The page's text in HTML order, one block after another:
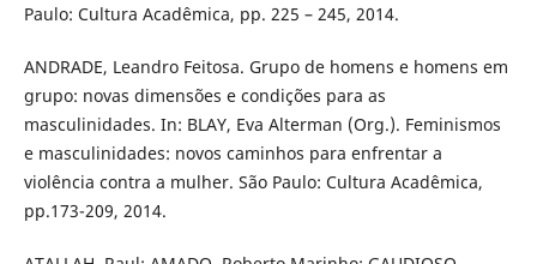
Paulo: Cultura Acadêmica, pp. 225 – 245, 2014.
ANDRADE, Leandro Feitosa. Grupo de homens e homens em
grupo: novas dimensões e condições para as
masculinidades. In: BLAY, Eva Alterman (Org.). Feminismos
e masculinidades: novos caminhos para enfrentar a
violência contra a mulher. São Paulo: Cultura Acadêmica,
pp.173-209, 2014.